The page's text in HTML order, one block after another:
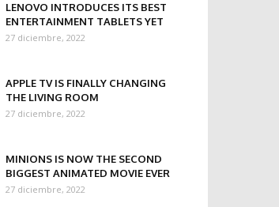
LENOVO INTRODUCES ITS BEST
ENTERTAINMENT TABLETS YET
27 diciembre, 2022
APPLE TV IS FINALLY CHANGING
THE LIVING ROOM
27 diciembre, 2022
MINIONS IS NOW THE SECOND
BIGGEST ANIMATED MOVIE EVER
27 diciembre, 2022